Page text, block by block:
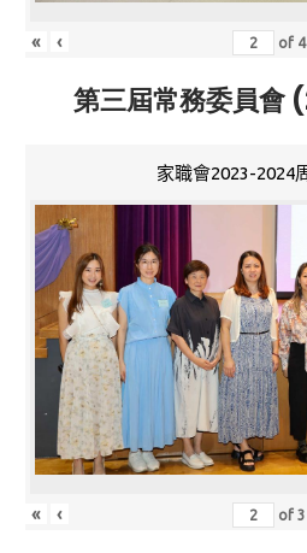
« ‹ of 4
第三屆常務委員
家職會2023-2024
« ‹ of3